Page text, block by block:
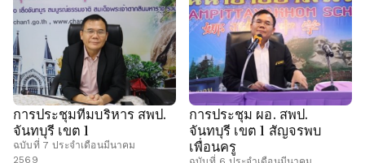
การประชุมทีมบริหาร สพป.
จันทบุรี เขต 1
ฉบับที่ 7 ประจำเดือนมีนาคม
2569
การประชุม ผอ. สพป.
จันทบุรี เขต 1 สัญจรพบ
เพื่อนครู